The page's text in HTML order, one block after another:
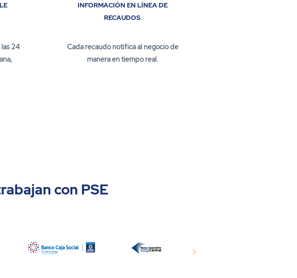
24
INFORMACIÓN EN LÍNEA DE
RECAUDOS.
Cada recaudo notifica al negocio de
manera en tiempo real.
con PSE